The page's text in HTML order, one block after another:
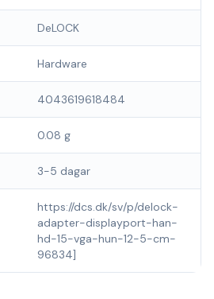
DeLOCK
Hardware
4043619618484
0.08 g
3-5 dagar
https://dcs.dk/sv/p/delock-
adapter-displayport-han-
hd-15-vga-hun-12-5-cm-
96834]